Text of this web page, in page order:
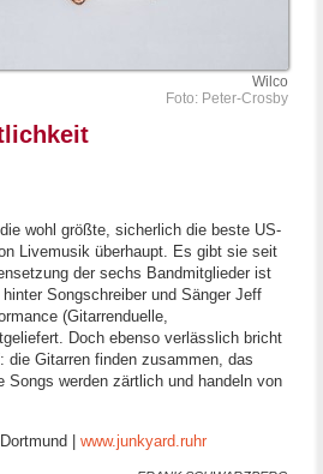
Wilco
Foto: Peter-Crosby
wohl größte, sicherlich die beste US-
Livemusik überhaupt. Es gibt sie seit
der sechs Bandmitglieder ist
Songschreiber und Sänger Jeff
(Gitarrenduelle,
Doch ebenso verlässlich bricht
Gitarren finden zusammen, das
werden zärtlich und handeln von
| www.junkyard.ruhr